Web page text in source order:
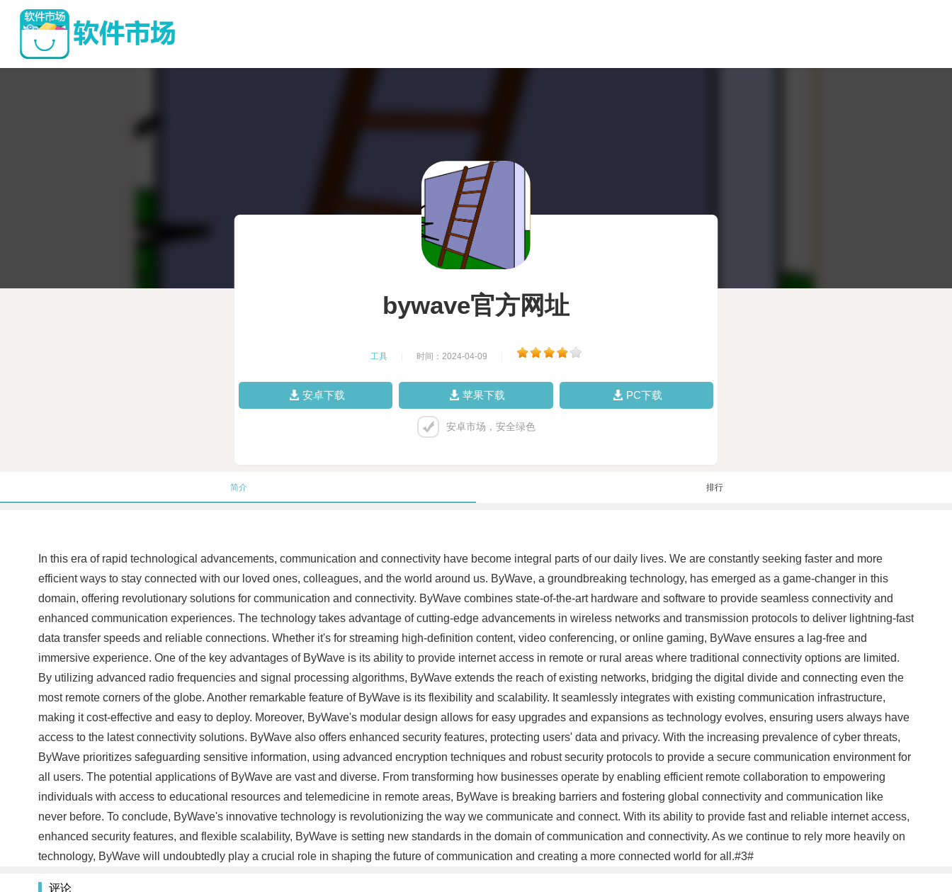
bywave官方网址
工具 时间：2024-04-09
安卓下载 苹果下载 PC下载
安卓市场，安全绿色
简介 排行
In this era of rapid technological advancements, communication and connectivity have become integral parts of our daily lives. We are constantly seeking faster and more
efficient ways to stay connected with our loved ones, colleagues, and the world around us. ByWave, a groundbreaking technology, has emerged as a game-changer in this
domain, offering revolutionary solutions for communication and connectivity. ByWave combines state-of-the-art hardware and software to provide seamless connectivity and
enhanced communication experiences. The technology takes advantage of cutting-edge advancements in wireless networks and transmission protocols to deliver lightning-fast
data transfer speeds and reliable connections. Whether it's for streaming high-definition content, video conferencing, or online gaming, ByWave ensures a lag-free and
immersive experience. One of the key advantages of ByWave is its ability to provide internet access in remote or rural areas where traditional connectivity options are limited.
By utilizing advanced radio frequencies and signal processing algorithms, ByWave extends the reach of existing networks, bridging the digital divide and connecting even the
most remote corners of the globe. Another remarkable feature of ByWave is its flexibility and scalability. It seamlessly integrates with existing communication infrastructure,
making it cost-effective and easy to deploy. Moreover, ByWave's modular design allows for easy upgrades and expansions as technology evolves, ensuring users always have
access to the latest connectivity solutions. ByWave also offers enhanced security features, protecting users' data and privacy. With the increasing prevalence of cyber threats,
ByWave prioritizes safeguarding sensitive information, using advanced encryption techniques and robust security protocols to provide a secure communication environment for
all users. The potential applications of ByWave are vast and diverse. From transforming how businesses operate by enabling efficient remote collaboration to empowering
individuals with access to educational resources and telemedicine in remote areas, ByWave is breaking barriers and fostering global connectivity and communication like
never before. To conclude, ByWave's innovative technology is revolutionizing the way we communicate and connect. With its ability to provide fast and reliable internet access,
enhanced security features, and flexible scalability, ByWave is setting new standards in the domain of communication and connectivity. As we continue to rely more heavily on
technology, ByWave will undoubtedly play a crucial role in shaping the future of communication and creating a more connected world for all.#3#
评论